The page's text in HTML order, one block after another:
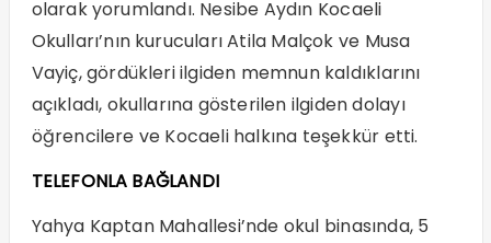
olarak yorumlandı. Nesibe Aydın Kocaeli
Okulları’nın kurucuları Atila Malçok ve Musa
Vayiç, gördükleri ilgiden memnun kaldıklarını
açıkladı, okullarına gösterilen ilgiden dolayı
öğrencilere ve Kocaeli halkına teşekkür etti.
TELEFONLA BAĞLANDI
Yahya Kaptan Mahallesi’nde okul binasında, 5